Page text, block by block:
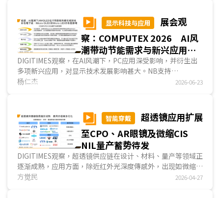
节。整体而言，目前FAU尚无主导技术路线，然技术发展聚焦
于新型光学元件及可拆式FAU等，以提升耦光效率、维修便利
性及量产能力。..
显示科技与应用
展会观
察：COMPUTEX 2026 AI风
潮带动节能需求与新兴应用
提升AMOLED在PC市占并扩大
电子纸和微显示器商机
DIGITIMES观察，在AI风潮下，PC应用深受影响，并衍生出
多项新兴应用，对显示技术发展影响甚大。NB支持
OpenClaw AI功能，对算力与节能要求趋严，有利于厂商改采
板节能需求趋严，有利彩色电子纸发展；AI双向翻译器提升透
明显示器需求；AR眼镜沉浸式视觉，提升微显示器发展；而
无人机与人形机器人则创造无人机控制器与改善机器人手部傳
感能力的需求。...
杨仁杰 2026-06-23
智能穿戴
超透镜应用扩展
至CPO、AR眼镜及微缩CIS
NIL量产蓄势待发
DIGITIMES观察，超透镜供应链在设计、材料、量产等领域正
逐渐成熟，应用方面，除近红外光深度傳感外，出现如微缩
CIS像素、远红外光镜头、CPO、悬浮／防窥屏幕、AR光波导
方觉民 2026-04-27